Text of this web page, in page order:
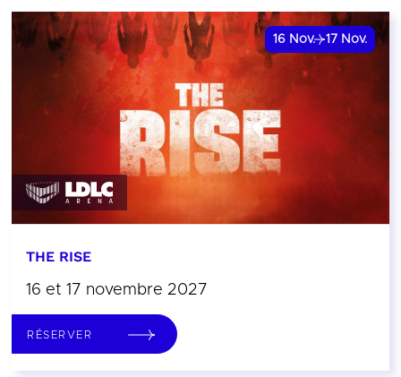
16 Nov. 17 Nov.
THE RISE
16 et 17 novembre 2027
RÉSERVER